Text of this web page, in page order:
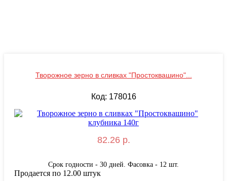
Творожное зерно в сливках "Простоквашино"...
Код: 178016
82.26 р.
Срок годности - 30 дней. Фасовка - 12 шт.
Продается по 12.00 штук